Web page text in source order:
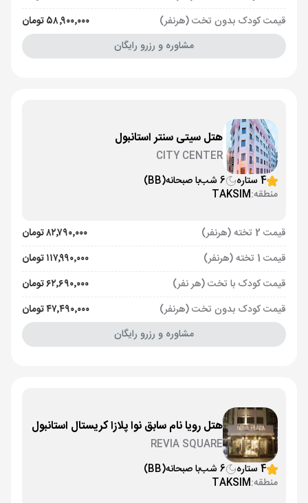
قیمت کودک بدون تخت (هرنفر)
۵۸٬۹۰۰٬۰۰۰ تومان
مشاوره و رزرو رایگان
هتل سیتی سنتر استانبول
CITY CENTER
4 ستاره
6 شب با صبحانه(BB)
منطقه:TAKSIM
قیمت 2 تخته (هرنفر)
۸۲٬۷۹۰٬۰۰۰ تومان
قیمت 1 تخته (هرنفر)
۱۱۷٬۹۹۰٬۰۰۰ تومان
قیمت کودک با تخت (هر نفر)
۶۲٬۶۹۰٬۰۰۰ تومان
قیمت کودک بدون تخت (هرنفر)
۴۷٬۴۹۰٬۰۰۰ تومان
مشاوره و رزرو رایگان
هتل رویا نام سابق نوا پلازا کریستال استانبول
REVIA SQUARE
4 ستاره
6 شب با صبحانه(BB)
منطقه:TAKSIM